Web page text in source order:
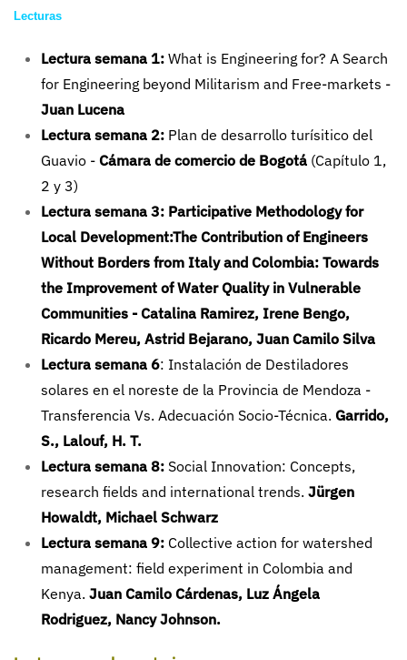
Lecturas
Lectura semana 1: What is Engineering for? A Search
for Engineering beyond Militarism and Free-markets -
Juan Lucena
Lectura semana 2: Plan de desarrollo turísitico del
Guavio - Cámara de comercio de Bogotá (Capítulo 1,
2 y 3)
Lectura semana 3: Participative Methodology for
Local Development:The Contribution of Engineers
Without Borders from Italy and Colombia: Towards
the Improvement of Water Quality in Vulnerable
Communities - Catalina Ramirez, Irene Bengo,
Ricardo Mereu, Astrid Bejarano, Juan Camilo Silva
Lectura semana 6: Instalación de Destiladores
solares en el noreste de la Provincia de Mendoza -
Transferencia Vs. Adecuación Socio-Técnica. Garrido,
S., Lalouf, H. T.
Lectura semana 8: Social Innovation: Concepts,
research fields and international trends. Jürgen
Howaldt, Michael Schwarz
Lectura semana 9: Collective action for watershed
management: field experiment in Colombia and
Kenya. Juan Camilo Cárdenas, Luz Ángela
Rodriguez, Nancy Johnson.